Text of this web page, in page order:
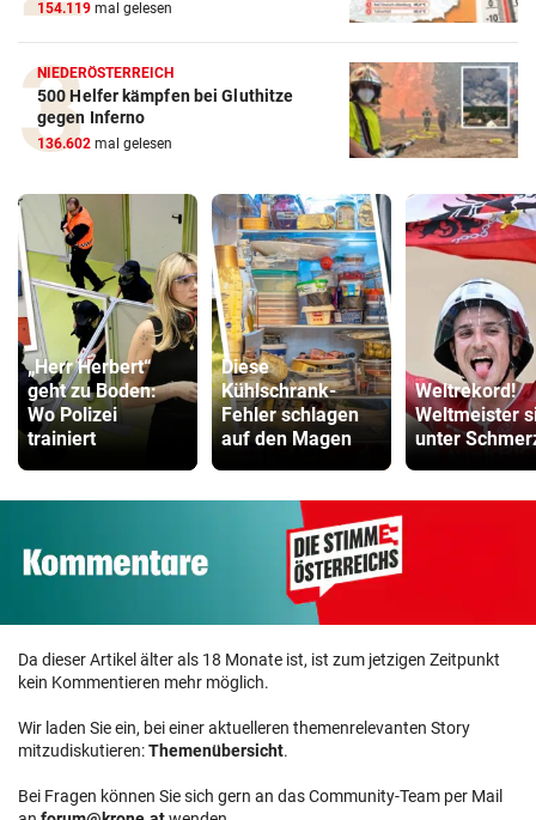
154.119 mal gelesen
NIEDERÖSTERREICH
500 Helfer kämpfen bei Gluthitze
gegen Inferno
136.602 mal gelesen
„Herr Herbert“
geht zu Boden:
Wo Polizei
trainiert
Diese
Kühlschrank-
Fehler schlagen
auf den Magen
Weltrekord!
Weltmeister
unter
Da dieser Artikel älter als 18 Monate ist, ist zum jetzigen Zeitpunkt
kein Kommentieren mehr möglich.
Wir laden Sie ein, bei einer aktuelleren themenrelevanten Story
mitzudiskutieren:Themenübersicht.
Bei Fragen können Sie sich gern an das Community-Team per Mail